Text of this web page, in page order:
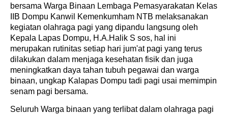
bersama Warga Binaan Lembaga Pemasyarakatan Kelas
IIB Dompu Kanwil Kemenkumham NTB melaksanakan
kegiatan olahraga pagi yang dipandu langsung oleh
Kepala Lapas Dompu, H.A.Halik S sos, hal ini
merupakan rutinitas setiap hari jum'at pagi yang terus
dilakukan dalam menjaga kesehatan fisik dan juga
meningkatkan daya tahan tubuh pegawai dan warga
binaan, ungkap Kalapas Dompu tadi pagi usai memimpin
senam pagi bersama.
Seluruh Warga binaan yang terlibat dalam olahraga pagi